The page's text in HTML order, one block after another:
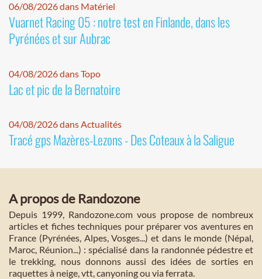
06/08/2026 dans Matériel
Vuarnet Racing 05 : notre test en Finlande, dans les
Pyrénées et sur Aubrac
04/08/2026 dans Topo
Lac et pic de la Bernatoire
04/08/2026 dans Actualités
Tracé gps Mazères-Lezons - Des Coteaux à la Saligue
A propos de Randozone
Depuis 1999, Randozone.com vous propose de nombreux
articles et fiches techniques pour préparer vos aventures en
France (Pyrénées, Alpes, Vosges...) et dans le monde (Népal,
Maroc, Réunion...) : spécialisé dans la randonnée pédestre et
le trekking, nous donnons aussi des idées de sorties en
raquettes à neige, vtt, canyoning ou via ferrata.